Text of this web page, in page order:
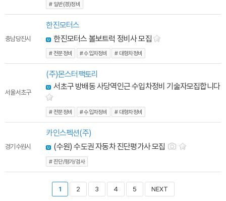
# 일반(경)정비
충남 당진시
한진모터스
한진모터스 볼보트럭 정비사 모집
# 전문정비 # 수입차정비 # 대형차정비
서울 서초구
(주)몬스터팩토리
서초구 방배동 사당역인근 수입차정비 기술자모집합니다
# 전문정비 # 수입차정비 # 대형차정비
경기 수원시
카인스펙션(주)
(수원) 수도권 자동차 진단평가사 모집
# 진단/평가/검사
1 2 3 4 5 NEXT